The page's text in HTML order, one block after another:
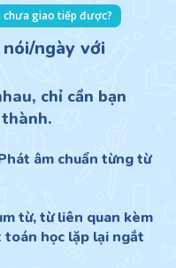
chưa giao tiếp được?
ngày với
chỉ cần bạn
âm chuẩn từng từ
từ, từ liên quan kèm
học lặp lại ngắt